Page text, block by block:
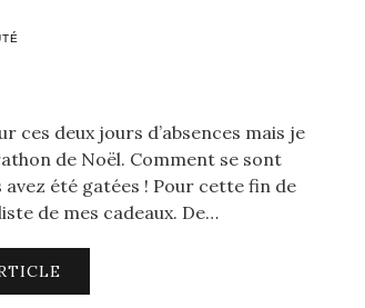
ces deux jours d’absences mais je
de Noël. Comment se sont
avez été gatées ! Pour cette fin de
de mes cadeaux. De…